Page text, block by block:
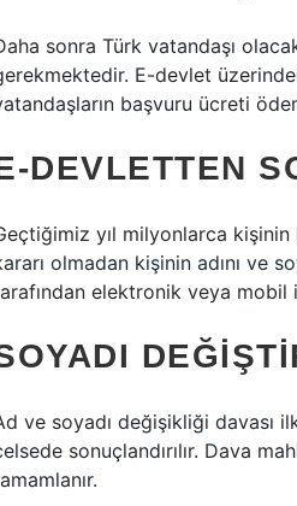
sonra Türk vatandaşı
E-devlet
başvuru ücreti
DEVLETTEN
yıl milyonlarca
olmadan kişinin adını ve
elektronik veya mobil
ve soyadı değişikliği davası
sonuçlandırılır. Dava